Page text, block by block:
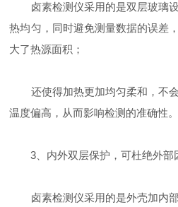
卤素检测仪采用的是双层玻璃设
热均匀，同时避免测量数据的误差
大了热源面积；
还使得加热更加均匀柔和，不会
温度偏高，从而影响检测的准确性。
3、内外双层保护，可杜绝外部
卤素检测仪采用的是外壳加内部